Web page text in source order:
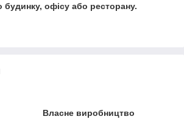
будинку, офісу або ресторану.
Власне виробництво